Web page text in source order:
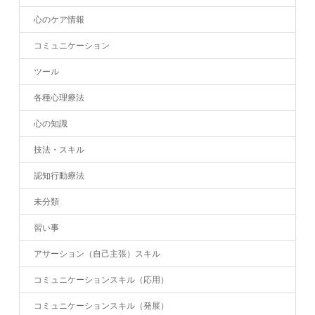
心のケア情報
コミュニケーション
ツール
各種心理療法
心の知識
技法・スキル
認知行動療法
未分類
習い事
アサーション（自己主張）スキル
コミュニケーションスキル（応用）
コミュニケーションスキル（発展）